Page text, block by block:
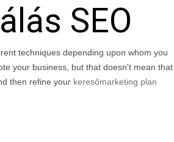
SEO
techniques depending upon whom you
your business, but that doesn't mean that
then refine your keresőmarketing plan